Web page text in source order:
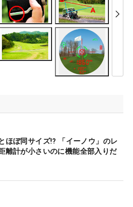
ほぼ同サイズ!? 「イーノウ」のレ
離計が小さいのに機能全部入りだ